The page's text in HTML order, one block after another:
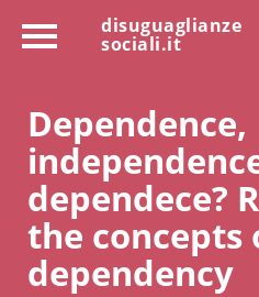
disuguaglianze
sociali.it
Dependence,
dependece?
the concepts
dependency